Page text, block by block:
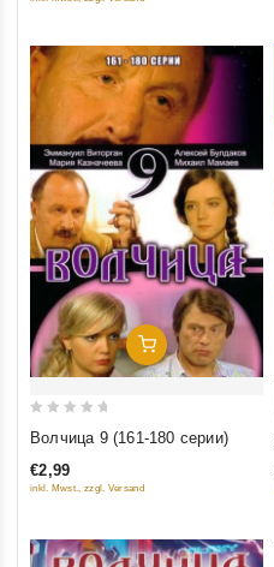
Добавить В Корзину
of
Волчица 9 (161-180 серии)
€2,99
inkl. Mwst., zzgl. Versand